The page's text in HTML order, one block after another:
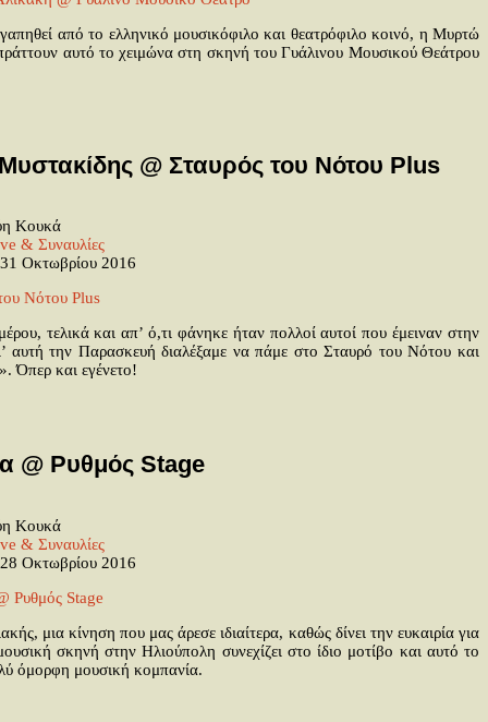
από το ελληνικό μουσικόφιλο και θεατρόφιλο κοινό, η Μυρτώ
αυτό το χειμώνα στη σκηνή του Γυάλινου Μουσικού Θεάτρου
@ Σταυρός του Νότου Plus
Κουκά
& Συναυλίες
31 Οκτωβρίου 2016
τελικά και απ’ ό,τι φάνηκε ήταν πολλοί αυτοί που έμειναν στην
αυτή την Παρασκευή διαλέξαμε να πάμε στο Σταυρό του Νότου και
Όπερ και εγένετο!
@ Ρυθμός Stage
Κουκά
& Συναυλίες
28 Οκτωβρίου 2016
μια κίνηση που μας άρεσε ιδιαίτερα, καθώς δίνει την ευκαιρία για
σκηνή στην Ηλιούπολη συνεχίζει στο ίδιο μοτίβο και αυτό το
όμορφη μουσική κομπανία.